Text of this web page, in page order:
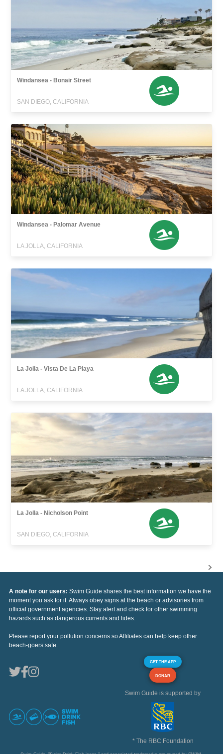
Windansea - Bonair Street
SAN DIEGO, CALIFORNIA
Windansea - Palomar Avenue
LA JOLLA, CALIFORNIA
La Jolla - Vista De La Playa
LA JOLLA, CALIFORNIA
La Jolla - Nicholson Point
SAN DIEGO, CALIFORNIA
A note for our users: Swim Guide shares the best information we have the
moment you ask for it. Always obey signs at the beach or advisories from
official government agencies. Stay alert and check for other swimming
hazards such as dangerous currents and tides.
Please report your pollution concerns so Affiliates can help keep other
beach-goers safe.
GET THE APP
DONAR
Swim Guide is supported by
* The RBC Foundation